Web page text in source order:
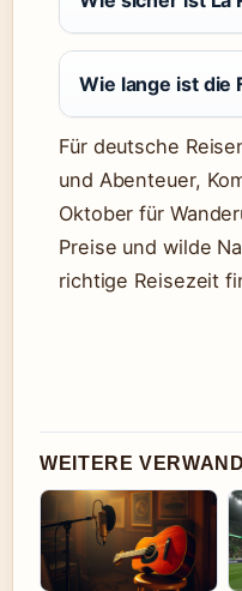
Wie lange ist die
Für deutsche
und Abenteuer,
Oktober für
Preise und wilde
richtige Reisezeit
WEITERE